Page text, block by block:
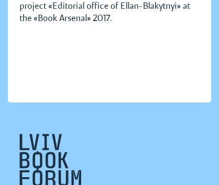
project «Editorial office of Ellan-Blakytnyi» at
the «Book Arsenal» 2017.